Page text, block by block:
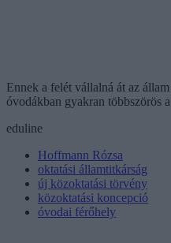
Ennek a felét vállalná át az
óvodákban gyakran többszörös
eduline
Hoffmann Rózsa
oktatási államtitkárság
új közoktatási törvény
közoktatási koncepció
óvodai férőhely